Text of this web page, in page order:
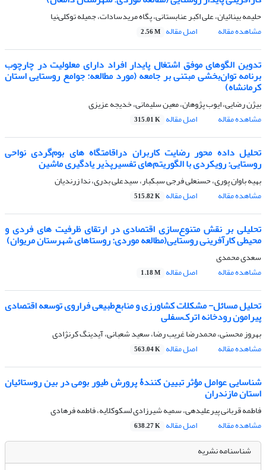
حلیمه بینائیان، علی اکبر عنابستانی، پگاه مریدسادات، جمیله توکلی‌نیا
مشاهده مقاله
اصل مقاله 2.56 M
تدوین الگوهای موفق اشتغال پایدار افراد دارای معلولیت در چارچوب
برنامه توان‌بخشی مبتنی بر جامعه (مورد مطالعه: جوامع روستایی استان
کرمانشاه)
بیژن رضایی، ایوب پژوهان، معین سلیمانی، خدیجه عزیزی
مشاهده مقاله
اصل مقاله 315.01 K
تحلیل داده محور رضایت کاربران دراقامتگاه های بوم‌گردی نواحی
روستایی: رویکردی با الگوریتم‌های تفسیر‌پذیر یادگیری ماشین
بهیه باوان پوری، حسنعلی فرجی سبکبار، سیدعلی بدری، ندا زرندیان
مشاهده مقاله
اصل مقاله 515.82 K
تحلیلی بر نقش متنوع‌سازی اقتصادی در ارتقای ظرفیت های فردی و
محیطی کارآفرینی روستایی(مطالعه موردی: روستاهای شهرستان مریوان)
سعدی محمدی
مشاهده مقاله
اصل مقاله 1.18 M
تحلیل مسائل- مشکلات کشاورزی و منابع‌طبیعی فراروی توسعه اقتصادی
پیرامون رودخانه اترک‌سفلی
بهروز محسنی، محمدرضا غریب رضا، سعید شعبانی، آیدینگ کرنژادی
مشاهده مقاله
اصل مقاله 563.04 K
شناسایی عوامل مؤثر تبیین کنندۀ پرورش طیور بومی در بین روستائیان
استان مازندران ‌
فاطمه قربانی پیرعلیدهی، سمیه شیرزادی لسکوکلایه، فاطمه فرهادی
مشاهده مقاله
اصل مقاله 638.27 K
شناسنامه نشریه